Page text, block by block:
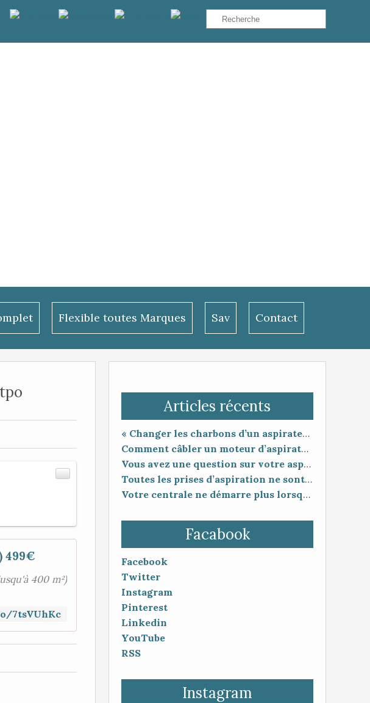
Flexible toutes Marques Sav Contact
Articles récents
« Changer les charbons d’un aspirateur centralisé : entretien utile ou coup de poker ? »
Comment câbler un moteur d’aspirateur
Vous avez une question sur votre aspiration centralisée ?
Toutes les prises d’aspiration ne sont pas forcément compatibles entre elles.
Votre centrale ne démarre plus lorsque vous branchez le flexible ?
Facabook
Facebook
Twitter
Instagram
Pinterest
Linkedin
YouTube
RSS
Instagram
499€
400 m²)
7tsVUhKc